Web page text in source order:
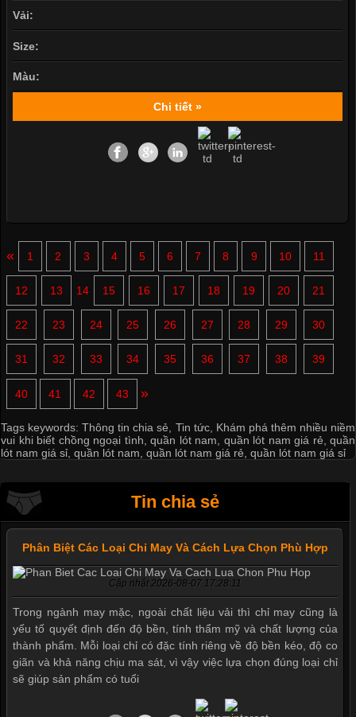
Vải:
Size:
Màu:
Chi tiết »
« 1 2 3 4 5 6 7 8 9 10 11
12 13 14 15 16 17 18 19 20 21
22 23 24 25 26 27 28 29 30
31 32 33 34 35 36 37 38 39
40 41 42 43 »
Tags keywords:Thông tin chia sẻ Tin tức, Khám phá thêm nhiều niềm
vui khi biết chồng ngoại tình quần lót nam quần lót nam giá rẻ quần
lót nam giá sỉ quần lót nam quần lót nam giá rẻ quần lót nam giá sỉ
Tin chia sẻ
Phân Biệt Các Loại Chỉ May Và Cách Lựa Chọn Phù Hợp
Cập nhật 2026-08-07 17:28:11
Trong ngành may mặc, ngoài chất liệu vải thì chỉ may cũng là
yếu tố quyết định đến độ bền, tính thẩm mỹ và chất lượng của
thành phẩm. Mỗi loại chỉ có đặc tính riêng về độ bền kéo, độ co
giãn và khả năng chịu ma sát, vì vậy việc lựa chọn đúng loại chỉ
sẽ giúp sản phẩm có tuổi